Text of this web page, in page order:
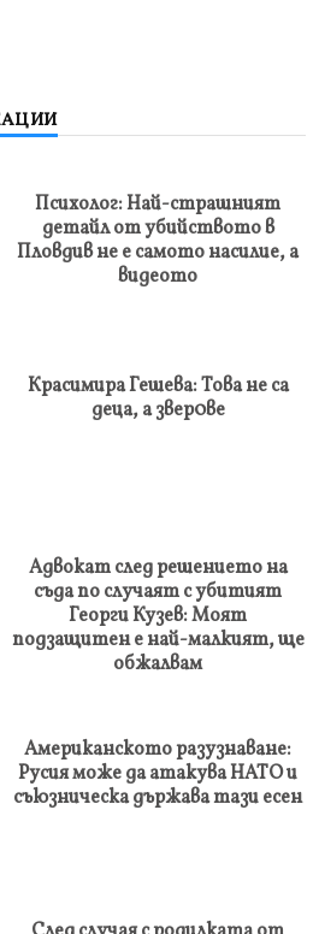
Психолог: Най-страшният
детайл от убийството в
Пловдив не е самото насилие, а
видеото
Красимира Гешева: Това не са
деца, а звер0ве
Адвокат след решението на
съда по случаят с убитият
Георги Кузев: Моят
подзащитен е най-малкият, ще
обжалвам
Американското разузнаване:
Русия може да атакува НАТО и
съюзническа държава тази есен